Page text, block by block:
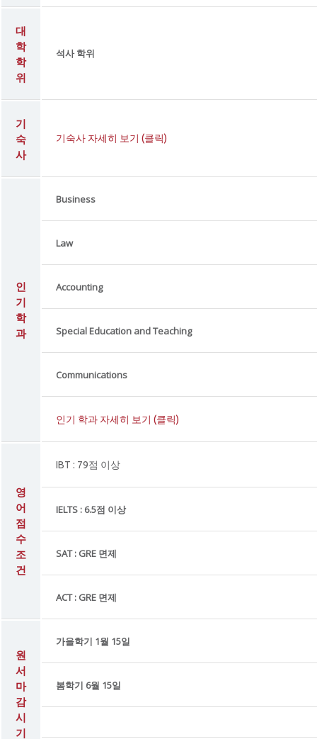
대
학
학
위
석사 학위
기
숙
사
기숙사 자세히 보기 (클릭)
인
기
학
과
Business
Law
Accounting
Special Education and Teaching
Communications
인기 학과 자세히 보기 (클릭)
영
어
점
수
조
건
IBT : 79점 이상
IELTS : 6.5점 이상
SAT : GRE 면제
ACT : GRE 면제
원
서
마
감
시
기
가을학기 1월 15일
봄학기 6월 15일